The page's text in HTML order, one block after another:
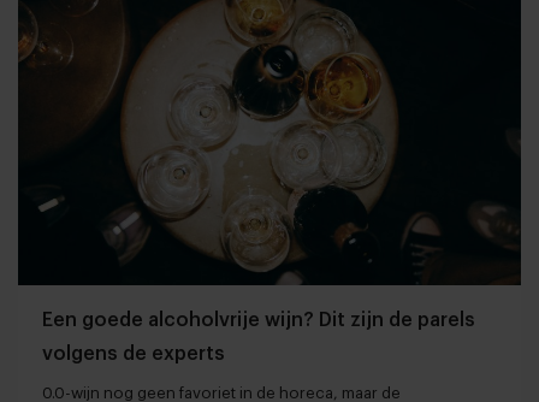
Een goede alcoholvrije wijn? Dit zijn de parels
volgens de experts
0.0-wijn nog geen favoriet in de horeca, maar de